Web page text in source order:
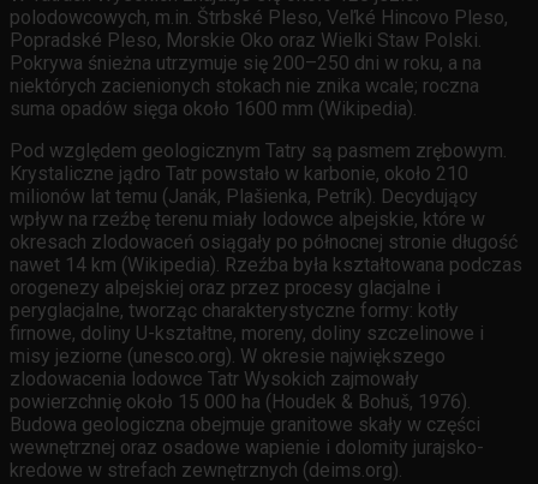
polodowcowych, m.in. Štrbské Pleso, Veľké Hincovo Pleso,
Popradské Pleso, Morskie Oko oraz Wielki Staw Polski.
Pokrywa śnieżna utrzymuje się 200–250 dni w roku, a na
niektórych zacienionych stokach nie znika wcale; roczna
suma opadów sięga około 1600 mm (Wikipedia).
Pod względem geologicznym Tatry są pasmem zrębowym.
Krystaliczne jądro Tatr powstało w karbonie, około 210
milionów lat temu (Janák, Plašienka, Petrík). Decydujący
wpływ na rzeźbę terenu miały lodowce alpejskie, które w
okresach zlodowaceń osiągały po północnej stronie długość
nawet 14 km (Wikipedia). Rzeźba była kształtowana podczas
orogenezy alpejskiej oraz przez procesy glacjalne i
peryglacjalne, tworząc charakterystyczne formy: kotły
firnowe, doliny U-kształtne, moreny, doliny szczelinowe i
misy jeziorne (unesco.org). W okresie największego
zlodowacenia lodowce Tatr Wysokich zajmowały
powierzchnię około 15 000 ha (Houdek & Bohuš, 1976).
Budowa geologiczna obejmuje granitowe skały w części
wewnętrznej oraz osadowe wapienie i dolomity jurajsko-
kredowe w strefach zewnętrznych (deims.org).